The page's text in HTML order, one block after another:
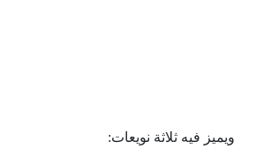
ويميز فيه ثلاثة نويعات: